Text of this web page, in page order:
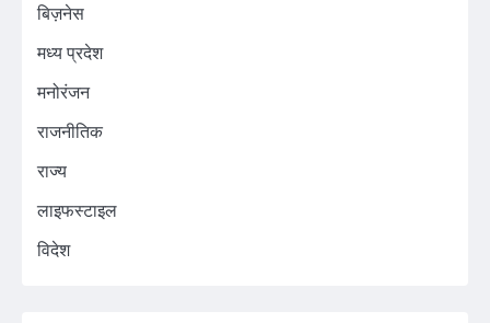
बिज़नेस
मध्य प्रदेश
मनोरंजन
राजनीतिक
राज्य
लाइफस्टाइल
विदेश